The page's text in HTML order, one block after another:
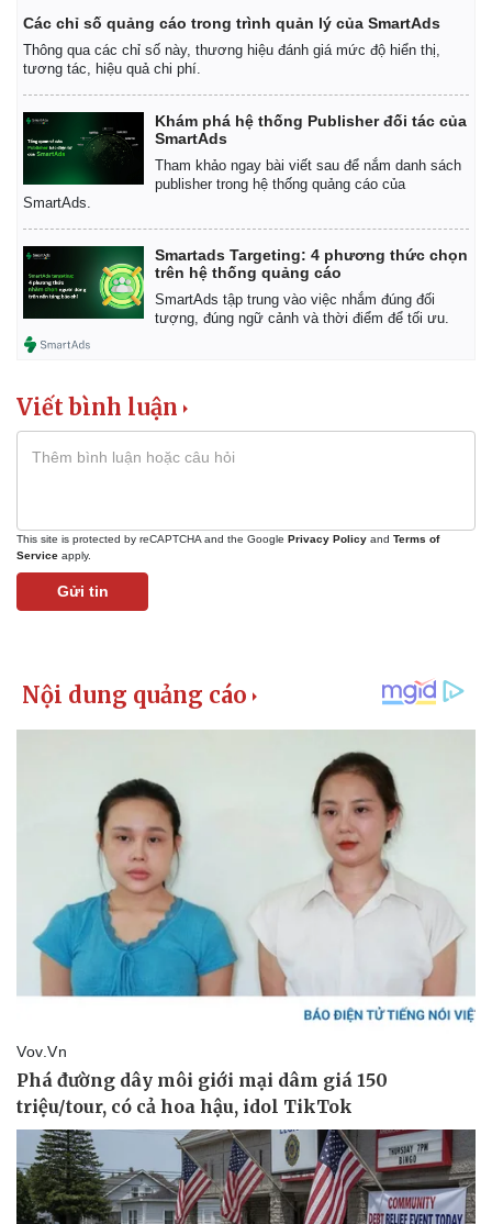
Kinh tế
Bất động sản
Khởi nghiệp
Thị trường
Giá vàng
Các chỉ số quảng cáo trong trình quản lý của SmartAds
Thông qua các chỉ số này, thương hiệu đánh giá mức độ hiển thị,
tương tác, hiệu quả chi phí.
Khám phá hệ thống Publisher đối tác của
SmartAds
Tham khảo ngay bài viết sau để nắm danh sách
publisher trong hệ thống quảng cáo của
SmartAds.
Smartads Targeting: 4 phương thức chọn
trên hệ thống quảng cáo
SmartAds tập trung vào việc nhắm đúng đối
tượng, đúng ngữ cảnh và thời điểm để tối ưu.
Viết bình luận
This site is protected by reCAPTCHA and the Google Privacy Policy and Terms of
Service apply.
Gửi tin